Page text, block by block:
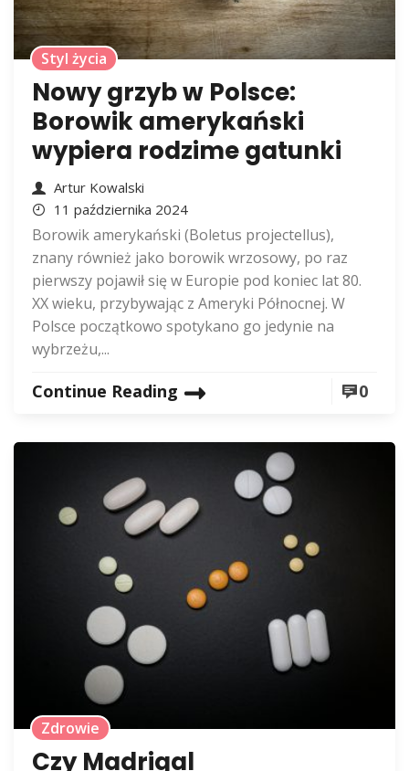
Styl życia
Nowy grzyb w Polsce:
Borowik amerykański
wypiera rodzime gatunki
Artur Kowalski
11 października 2024
Borowik amerykański (Boletus projectellus),
znany również jako borowik wrzosowy, po raz
pierwszy pojawił się w Europie pod koniec lat 80.
XX wieku, przybywając z Ameryki Północnej. W
Polsce początkowo spotykano go jedynie na
wybrzeżu,...
Continue Reading 0
Zdrowie
Czy Madrigal